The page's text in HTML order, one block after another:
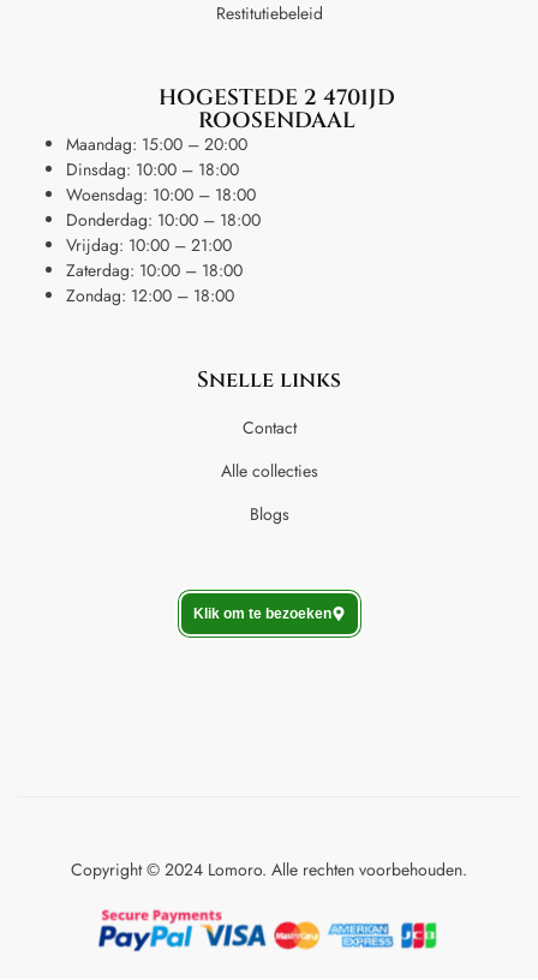
Restitutiebeleid
HOGESTEDE 2 4701JD
ROOSENDAAL
Maandag: 15:00 – 20:00
Dinsdag: 10:00 – 18:00
Woensdag: 10:00 – 18:00
Donderdag: 10:00 – 18:00
Vrijdag: 10:00 – 21:00
Zaterdag: 10:00 – 18:00
Zondag: 12:00 – 18:00
Snelle links
Contact
Alle collecties
Blogs
Klik om te bezoeken
Copyright © 2024 Lomoro. Alle rechten voorbehouden.